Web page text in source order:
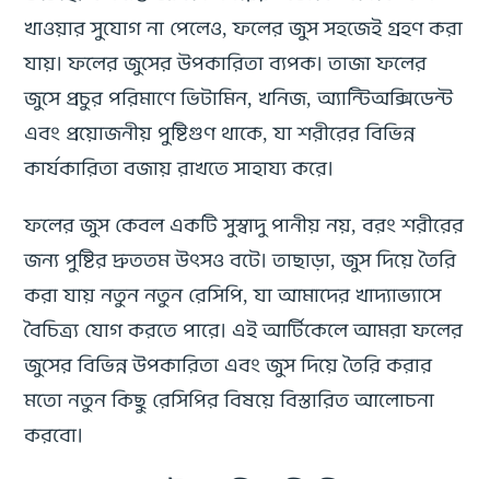
খাওয়ার সুযোগ না পেলেও, ফলের জুস সহজেই গ্রহণ করা
যায়। ফলের জুসের উপকারিতা ব্যপক। তাজা ফলের
জুসে প্রচুর পরিমাণে ভিটামিন, খনিজ, অ্যান্টিঅক্সিডেন্ট
এবং প্রয়োজনীয় পুষ্টিগুণ থাকে, যা শরীরের বিভিন্ন
কার্যকারিতা বজায় রাখতে সাহায্য করে।
ফলের জুস কেবল একটি সুস্বাদু পানীয় নয়, বরং শরীরের
জন্য পুষ্টির দ্রুততম উৎসও বটে। তাছাড়া, জুস দিয়ে তৈরি
করা যায় নতুন নতুন রেসিপি, যা আমাদের খাদ্যাভ্যাসে
বৈচিত্র্য যোগ করতে পারে। এই আর্টিকেলে আমরা ফলের
জুসের বিভিন্ন উপকারিতা এবং জুস দিয়ে তৈরি করার
মতো নতুন কিছু রেসিপির বিষয়ে বিস্তারিত আলোচনা
করবো।